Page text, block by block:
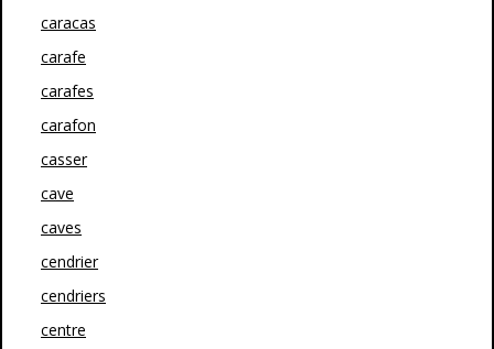
caracas
carafe
carafes
carafon
casser
cave
caves
cendrier
cendriers
centre